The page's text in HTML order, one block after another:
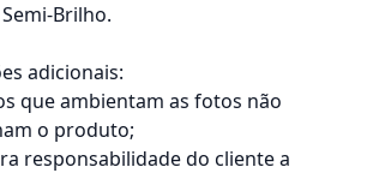
Brilho.
adicionais:
que ambientam as fotos não
o produto;
responsabilidade do cliente a